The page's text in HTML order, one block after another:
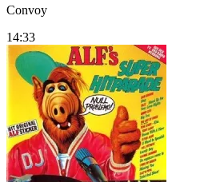
Convoy
14:33